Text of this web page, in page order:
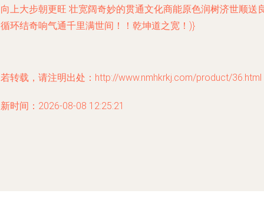
上大步朝更旺 壮宽阔奇妙的贯通文化商能原色润树济世顺送
环结奇响气通千里满世间！！乾坤道之宽！)}
转载，请注明出处：http://www.nmhkrkj.com/product/36.html
时间：2026-08-08 12:25:21